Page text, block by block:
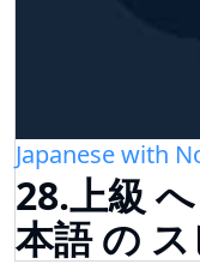
Japanese with
28.上級
本語 の